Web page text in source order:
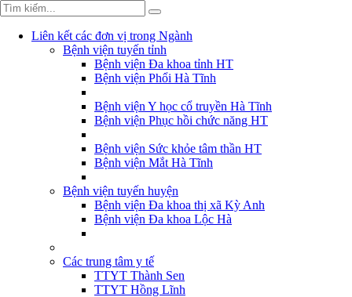
Liên kết các đơn vị trong Ngành
Bệnh viện tuyến tỉnh
Bệnh viện Đa khoa tỉnh HT
Bệnh viện Phổi Hà Tĩnh
Bệnh viện Y học cổ truyền Hà Tĩnh
Bệnh viện Phục hồi chức năng HT
Bệnh viện Sức khỏe tâm thần HT
Bệnh viện Mắt Hà Tĩnh
Bệnh viện tuyến huyện
Bệnh viện Đa khoa thị xã Kỳ Anh
Bệnh viện Đa khoa Lộc Hà
Các trung tâm y tế
TTYT Thành Sen
TTYT Hồng Lĩnh